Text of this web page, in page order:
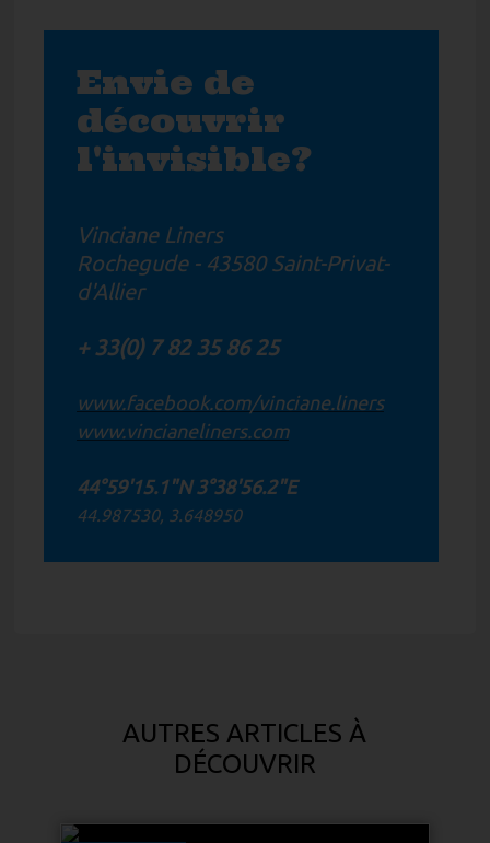
Envie de
découvrir
l'invisible?
Vinciane Liners
Rochegude - 43580 Saint-Privat-
d'Allier
+ 33(0) 7 82 35 86 25
www.facebook.com/vinciane.liners
www.vincianeliners.com
44°59'15.1"N 3°38'56.2"E
44.987530, 3.648950
AUTRES ARTICLES À
DÉCOUVRIR